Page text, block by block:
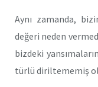
Aynı zamanda,
değeri neden
bizdeki
türlü diriltememiş